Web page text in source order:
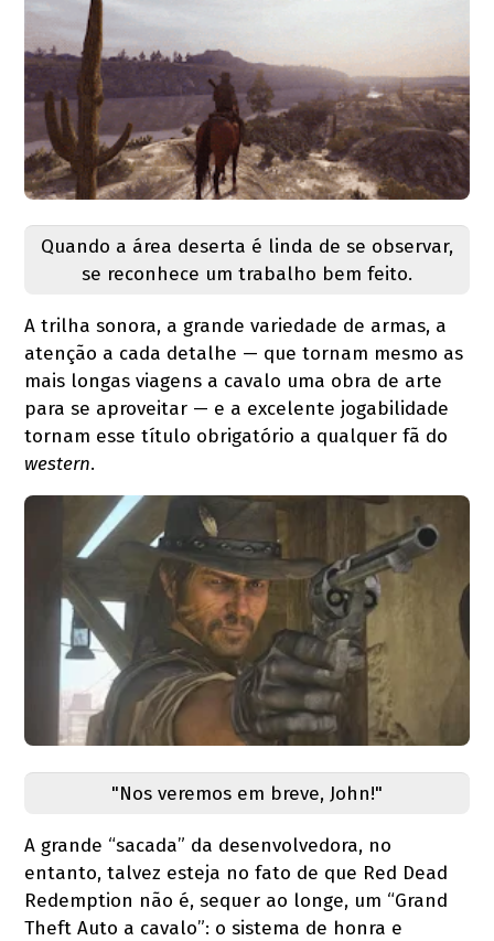
Quando a área deserta é linda de se observar,
se reconhece um trabalho bem feito.
A trilha sonora, a grande variedade de armas, a
atenção a cada detalhe — que tornam mesmo as
mais longas viagens a cavalo uma obra de arte
para se aproveitar — e a excelente jogabilidade
tornam esse título obrigatório a qualquer fã do
western.
"Nos veremos em breve, John!"
A grande “sacada” da desenvolvedora, no
entanto, talvez esteja no fato de que Red Dead
Redemption não é, sequer ao longe, um “Grand
Theft Auto a cavalo”: o sistema de honra e